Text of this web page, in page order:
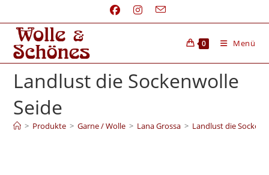
0 Menü
Landlust die Sockenwolle
Seide
> Produkte > Garne / Wolle > Lana Grossa > Landlust die